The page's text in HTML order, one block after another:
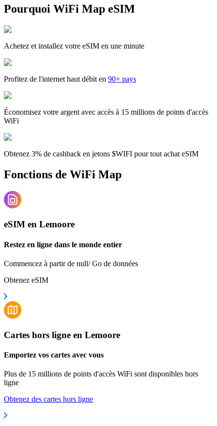
Pourquoi WiFi Map eSIM
Achetez et installez votre eSIM en une minute
Profitez de l'internet haut débit en 90+ pays
Économisez votre argent avec accès à 15 millions de points d'accès
WiFi
Obtenez 3% de cashback en jetons $WIFI pour tout achat eSIM
Fonctions de WiFi Map
eSIM en Lemoore
Restez en ligne dans le monde entier
Commencez à partir de null/ Go de données
Obtenez eSIM
Cartes hors ligne en Lemoore
Emportez vos cartes avec vous
Plus de 15 millions de points d'accès WiFi sont disponibles hors
ligne
Obtenez des cartes hors ligne